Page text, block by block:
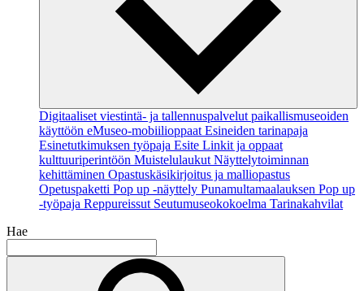
Digitaaliset viestintä- ja tallennuspalvelut paikallismuseoiden
käyttöön eMuseo-mobiilioppaat Esineiden tarinapaja
Esinetutkimuksen työpaja Esite Linkit ja oppaat
kulttuuriperintöön Muistelulaukut Näyttelytoiminnan
kehittäminen Opastuskäsikirjoitus ja malliopastus
Opetuspaketti Pop up -näyttely Punamultamaalauksen Pop up
-työpaja Reppureissut Seutumuseokokoelma Tarinakahvilat
Hae